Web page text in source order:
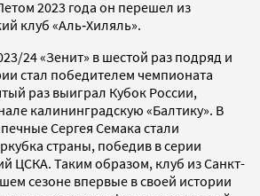
2023 года он перешел из
клуб «Аль‑Хиляль».
24 «Зенит» в шестой раз подряд и
стал победителем чемпионата
раз выиграл Кубок России,
калининградскую «Балтику». В
Сергея Семака стали
страны, победив в серии
ЦСКА. Таким образом, клуб из Санкт-
сезоне впервые в своей истории